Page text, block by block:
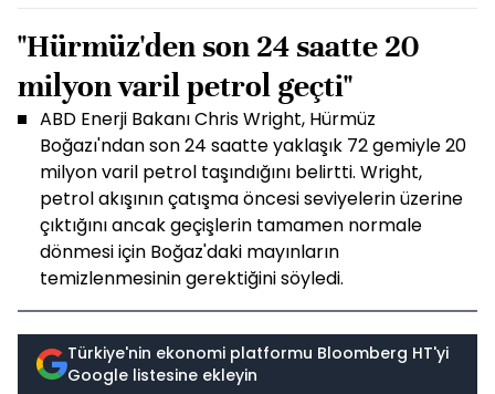
"Hürmüz'den son 24 saatte 20
milyon varil petrol geçti"
ABD Enerji Bakanı Chris Wright, Hürmüz
Boğazı'ndan son 24 saatte yaklaşık 72 gemiyle 20
milyon varil petrol taşındığını belirtti. Wright,
petrol akışının çatışma öncesi seviyelerin üzerine
çıktığını ancak geçişlerin tamamen normale
dönmesi için Boğaz'daki mayınların
temizlenmesinin gerektiğini söyledi.
Türkiye'nin ekonomi platformu Bloomberg HT'yi
Google listesine ekleyin